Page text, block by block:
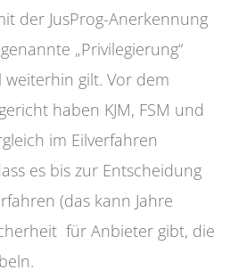
der JusProg-Anerkennung
„Privilegierung“
gilt. Vor dem
haben KJM, FSM und
im Eilverfahren
es bis zur Entscheidung
(das kann Jahre
für Anbieter gibt, die